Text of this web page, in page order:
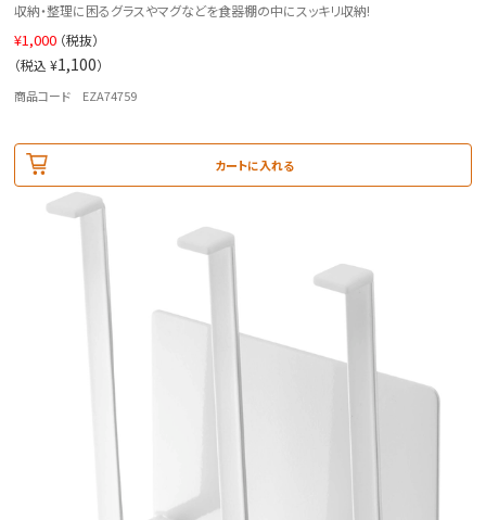
収納・整理に困るグラスやマグなどを食器棚の中にスッキリ収納!
¥1,000 （税抜）
（税込 ¥1,100）
商品コード EZA74759
カートに入れる